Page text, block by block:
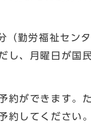
勤労福祉センタ
し、月曜日が
約ができます。
約してください